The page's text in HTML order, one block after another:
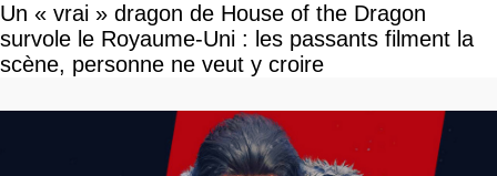
Un « vrai » dragon de House of the Dragon
survole le Royaume-Uni : les passants filment la
scène, personne ne veut y croire